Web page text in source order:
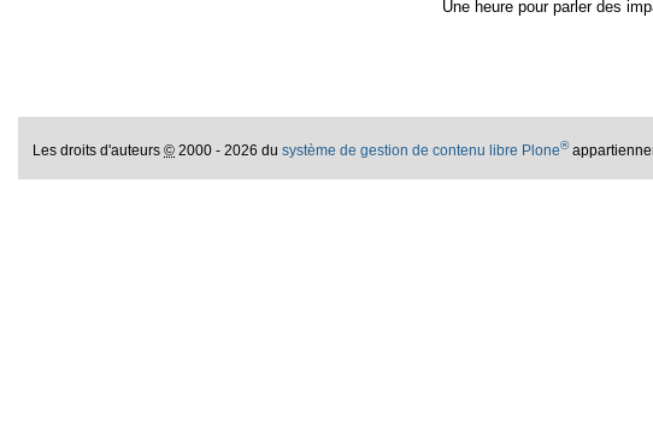
Une heure pour parler des
Les droits d'auteurs© 2000 - 2026 dusystème de gestion de contenu libre Plone®